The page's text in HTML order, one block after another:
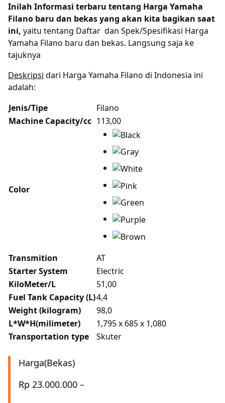
Inilah Informasi terbaru tentang Harga Yamaha
Filano baru dan bekas yang akan kita bagikan saat
ini, yaitu tentang Daftar dan Spek/Spesifikasi Harga
Yamaha Filano baru dan bekas. Langsung saja ke
tajuknya
Deskripsi dari Harga Yamaha Filano di Indonesia ini
adalah:
Jenis/Tipe
Filano
Machine Capacity/cc 113,00
Color
Transmition
AT
Starter System
Electric
KiloMeter/L
51,00
Fuel Tank Capacity (L)4,4
Weight (kilogram)
98,0
L*W*H(milimeter)
1,795 x 685 x 1,080
Transportation type
Skuter
Harga(Bekas)
Rp 23.000.000 –